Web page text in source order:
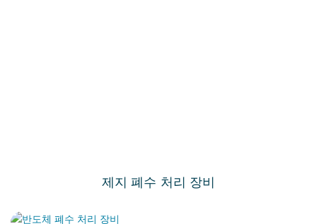
제지 폐수 처리 장비